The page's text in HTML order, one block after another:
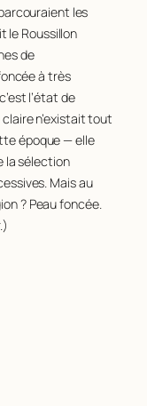
les
le Roussillon
de
à très
l’état de
n’existait tout
époque — elle
la sélection
Mais au
? Peau foncée.